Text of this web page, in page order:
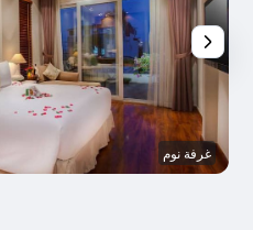
غرفة نوم